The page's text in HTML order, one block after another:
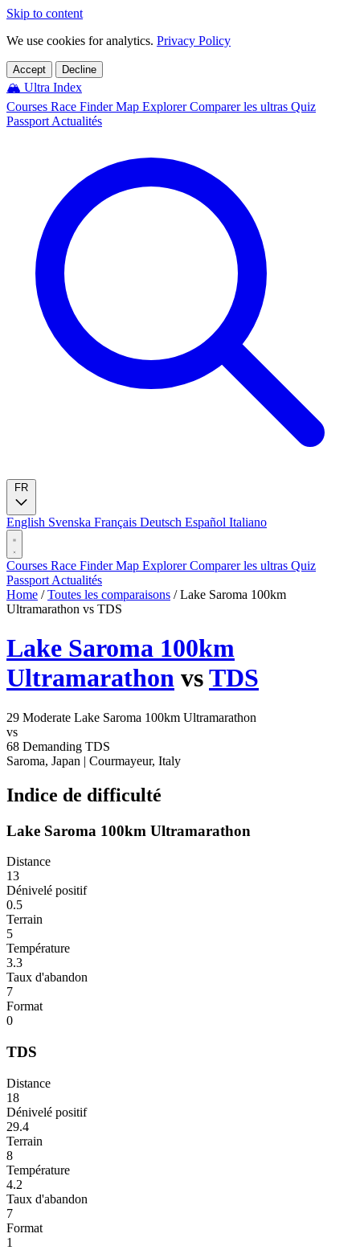
Skip to content
We use cookies for analytics. Privacy Policy
Accept Decline
🏔️ Ultra Index
Courses Race FinderMap ExplorerComparer les ultras Quiz
Passport Actualités
English Svenska Français Deutsch Español Italiano
Courses Race FinderMap ExplorerComparer les ultras Quiz
Passport Actualités
Home / Toutes les comparaisons / Lake Saroma 100km
Ultramarathon vs TDS
Lake Saroma 100km
Ultramarathon vsTDS
29 Moderate Lake Saroma 100km Ultramarathon
vs
68 Demanding TDS
Saroma, Japan | Courmayeur, Italy
Indice de difficulté
Lake Saroma 100km Ultramarathon
Distance
13
Dénivelé positif
0.5
Terrain
5
Température
3.3
Taux d'abandon
7
Format
0
TDS
Distance
18
Dénivelé positif
29.4
Terrain
8
Température
4.2
Taux d'abandon
7
Format
1